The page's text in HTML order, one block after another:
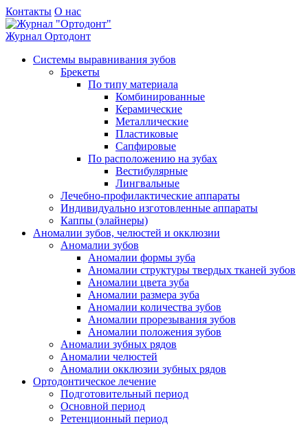
Контакты О нас
Журнал Ортодонт
Системы выравнивания зубов
Брекеты
По типу материала
Комбинированные
Керамические
Металлические
Пластиковые
Сапфировые
По расположению на зубах
Вестибулярные
Лингвальные
Лечебно-профилактические аппараты
Индивидуально изготовленные аппараты
Каппы (элайнеры)
Аномалии зубов, челюстей и окклюзии
Аномалии зубов
Аномалии формы зуба
Аномалии структуры твердых тканей зубов
Аномалии цвета зуба
Аномалии размера зуба
Аномалии количества зубов
Аномалии прорезывания зубов
Аномалии положения зубов
Аномалии зубных рядов
Аномалии челюстей
Аномалии окклюзии зубных рядов
Ортодонтическое лечение
Подготовительный период
Основной период
Ретенционный период